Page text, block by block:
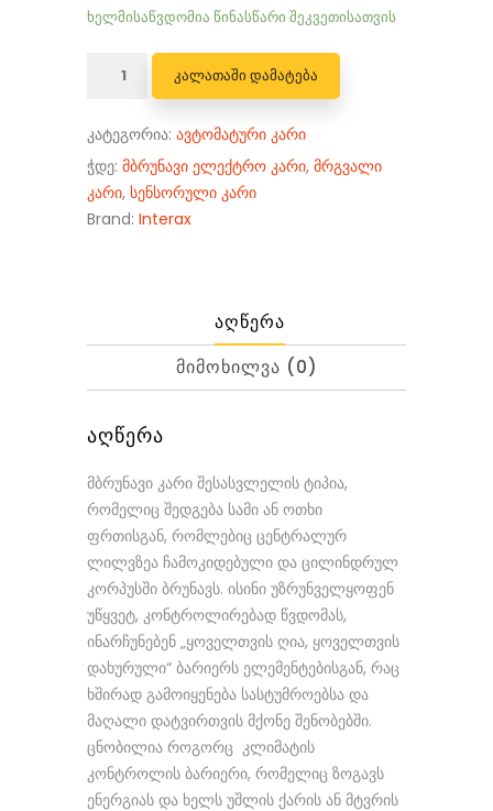
ხელმისაწვდომია წინასწარი შეკვეთისათვის
რაოდენობა:
მბრუნავი
ᲙᲐᲚᲐᲗᲐᲨᲘ ᲓᲐᲛᲐᲢᲔᲑᲐ
კატეგორია: ავტომატური კარი
ჭდე: მბრუნავი ელექტრო კარი, მრგვალი
კარი, სენსორული კარი
Brand: Interax
ᲐᲦᲬᲔᲠᲐ
ᲛᲘᲛᲝᲮᲘᲚᲕᲐ (0)
ᲐᲦᲬᲔᲠᲐ
მბრუნავი კარი შესასვლელის ტიპია,
რომელიც შედგება სამი ან ოთხი
ფრთისგან, რომლებიც ცენტრალურ
ლილვზეა ჩამოკიდებული და ცილინდრულ
კორპუსში ბრუნავს. ისინი უზრუნველყოფენ
უწყვეტ, კონტროლირებად წვდომას,
ინარჩუნებენ „ყოველთვის ღია, ყოველთვის
დახურული“ ბარიერს ელემენტებისგან, რაც
ხშირად გამოიყენება სასტუმროებსა და
მაღალი დატვირთვის მქონე შენობებში.
ცნობილია როგორც კლიმატის
კონტროლის ბარიერი, რომელიც ზოგავს
ენერგიას და ხელს უშლის ქარის ან მტვრის